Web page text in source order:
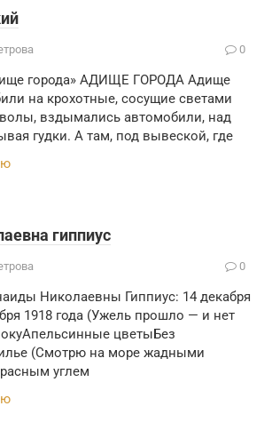
0
города» АДИЩЕ ГОРОДА Адище
на крохотные, сосущие светами
вздымались автомобили, над
гудки. А там, под вывеской, где
гиппиус
0
Николаевны Гиппиус: 14 декабря
1918 года (Ужель прошло — и нет
цветыБез
(Смотрю на море жадными
углем